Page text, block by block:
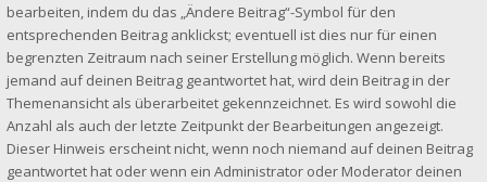
bearbeiten, indem du das „Ändere Beitrag“-Symbol für den
entsprechenden Beitrag anklickst; eventuell ist dies nur für einen
begrenzten Zeitraum nach seiner Erstellung möglich. Wenn bereits
jemand auf deinen Beitrag geantwortet hat, wird dein Beitrag in der
Themenansicht als überarbeitet gekennzeichnet. Es wird sowohl die
Anzahl als auch der letzte Zeitpunkt der Bearbeitungen angezeigt.
Dieser Hinweis erscheint nicht, wenn noch niemand auf deinen Beitrag
geantwortet hat oder wenn ein Administrator oder Moderator deinen